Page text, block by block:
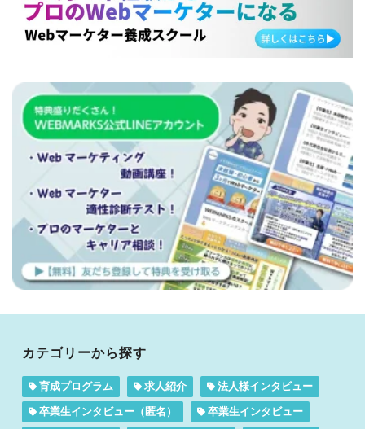
カテゴリーから探す
育成プログラム 求人紹介 法人様インタビュー
卒業生インタビュー（匿名） 卒業生インタビュー